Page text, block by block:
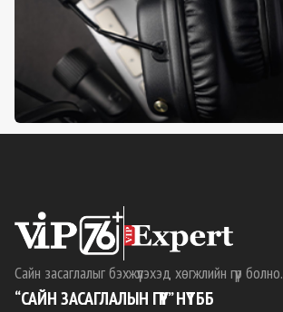
Сайн засаглалыг бэхжүүлэхэд хөгжлийн гүүр болно.
“САЙН ЗАСАГЛАЛЫН ГҮҮР” НҮТББ